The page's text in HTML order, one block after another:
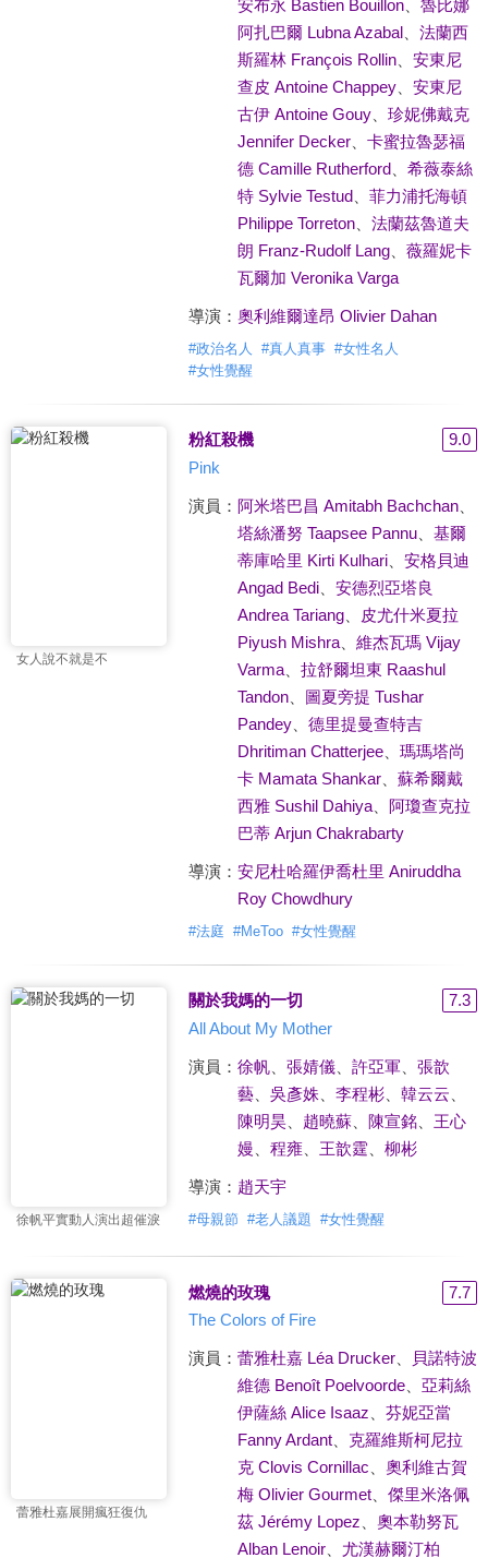
安布永 Bastien Bouillon、 魯比娜
阿扎巴爾 Lubna Azabal、 法蘭西
斯羅林 François Rollin、 安東尼
查皮 Antoine Chappey、 安東尼
古伊 Antoine Gouy、 珍妮佛戴克
Jennifer Decker、 卡蜜拉魯瑟福
德 Camille Rutherford、 希薇泰絲
特 Sylvie Testud、 菲力浦托海頓
Philippe Torreton、 法蘭茲魯道夫
朗 Franz-Rudolf Lang、 薇羅妮卡
瓦爾加 Veronika Varga
導演： 奧利維爾達昂 Olivier Dahan
#政治名人 #真人真事 #女性名人
#女性覺醒
女人說不就是不
粉紅殺機
9.0
Pink
演員： 阿米塔巴昌 Amitabh Bachchan、
塔絲潘努 Taapsee Pannu、 基爾
蒂庫哈里 Kirti Kulhari、 安格貝迪
Angad Bedi、 安德烈亞塔良
Andrea Tariang、
皮尤什米夏拉
Piyush Mishra、 維杰瓦瑪 Vijay
Varma、 拉舒爾坦東 Raashul
Tandon、 圖夏旁提 Tushar
Pandey、 德里提曼查特吉
Dhritiman Chatterjee、 瑪瑪塔尚
卡 Mamata Shankar、 蘇希爾戴
西雅 Sushil Dahiya、 阿瓊查克拉
巴蒂 Arjun Chakrabarty
導演： 安尼杜哈羅伊喬杜里 Aniruddha
Roy Chowdhury
#法庭 #MeToo #女性覺醒
徐帆平實動人演出超催淚
關於我媽的一切
7.3
All About My Mother
演員： 徐帆、 張婧儀、 許亞軍、 張歆
藝、 吳彥姝 李程彬、 韓云云
陳明昊、 趙曉蘇、 陳宣銘、 王心
嫚
程雍、 王歆霆、 柳彬
導演： 趙天宇
#母親節 #老人議題 #女性覺醒
蕾雅杜嘉展開瘋狂復仇
燃燒的玫瑰
7.7
The Colors of Fire
演員： 蕾雅杜嘉 Léa Drucker、
貝諾特波
維德 Benoît Poelvoorde、 亞莉絲
伊薩絲 Alice Isaaz
芬妮亞當
Fanny Ardant、 克羅維斯柯尼拉
克 Clovis Cornillac
奧利維古賀
梅 Olivier Gourmet、 傑里米洛佩
茲 Jérémy Lopez
奧本勒努瓦
Alban Lenoir、 尤漢赫爾汀柏